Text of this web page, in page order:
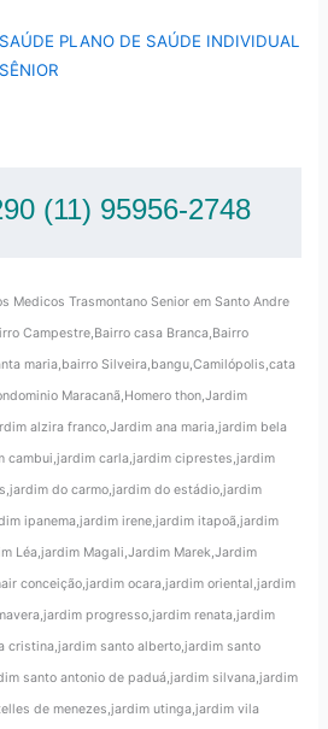
PLANO DE SAÚDE INDIVIDUAL
(11) 95956-2748
Medicos Trasmontano Senior em Santo Andre
Campestre,Bairro casa Branca,Bairro
maria,bairro Silveira,bangu,Camilópolis,cata
Maracanã,Homero thon,Jardim
alzira franco,Jardim ana maria,jardim bela
cambui,jardim carla,jardim ciprestes,jardim
do carmo,jardim do estádio,jardim
ipanema,jardim irene,jardim itapoã,jardim
Léa,jardim Magali,Jardim Marek,Jardim
conceição,jardim ocara,jardim oriental,jardim
progresso,jardim renata,jardim
cristina,jardim santo alberto,jardim santo
santo antonio de paduá,jardim silvana,jardim
de menezes,jardim utinga,jardim vila